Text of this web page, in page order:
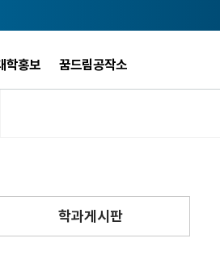
학홍보 꿈드림공작소
학과게시판